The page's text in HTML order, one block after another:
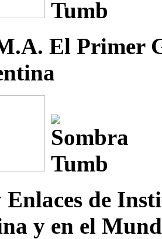
El Primer
de
y en el